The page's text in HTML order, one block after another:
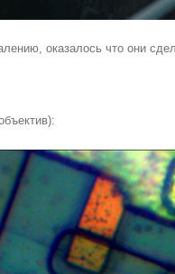
оказалось что они